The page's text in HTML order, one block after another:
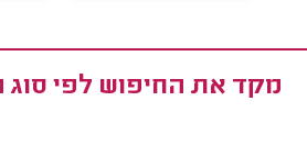
מקד את החיפוש לפי סוג